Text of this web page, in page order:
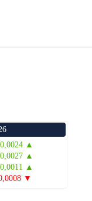
▲
▲
▲
▼